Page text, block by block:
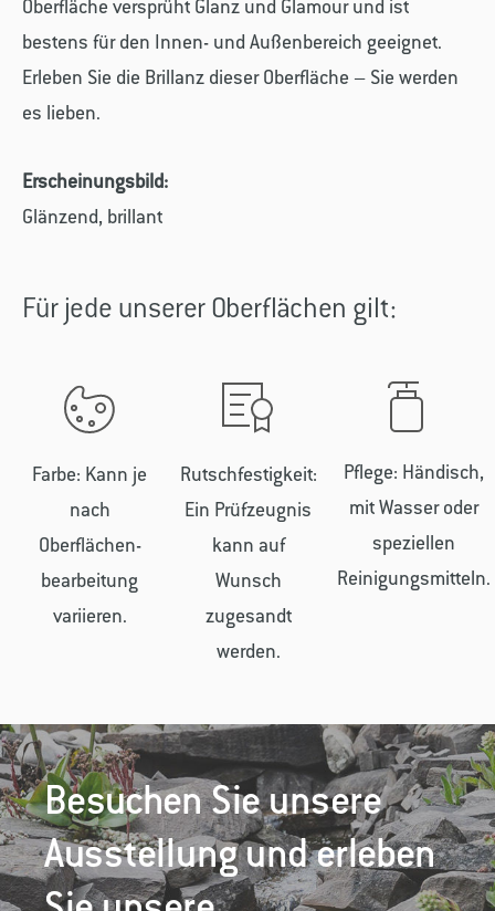
Oberfläche versprüht Glanz und Glamour und ist
bestens für den Innen- und Außenbereich geeignet.
Erleben Sie die Brillanz dieser Oberfläche – Sie werden
es lieben.
Erscheinungsbild:
Glänzend, brillant
Für jede unserer Oberflächen gilt:
Farbe: Kann je
nach
Oberflächen­
bearbeitung
variieren.
Rutschfestigkeit:
Ein Prüfzeugnis
kann auf
Wunsch
zugesandt
werden.
Pflege: Händisch,
mit Wasser oder
speziellen
Reinigungsmitteln.
Besuchen Sie unsere
Ausstellung und erleben